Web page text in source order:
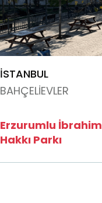
İSTANBUL
BAHÇELİEVLER
Erzurumlu İbrahim
Hakkı Parkı